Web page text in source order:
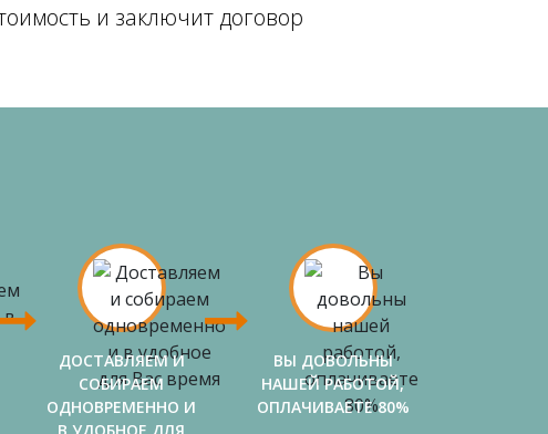
и заключит договор
ДОСТАВЛЯЕМ И
СОБИРАЕМ
ОДНОВРЕМЕННО И
ВЫ ДОВОЛЬНЫ
НАШЕЙ РАБОТОЙ,
ОПЛАЧИВАЕТЕ 80%